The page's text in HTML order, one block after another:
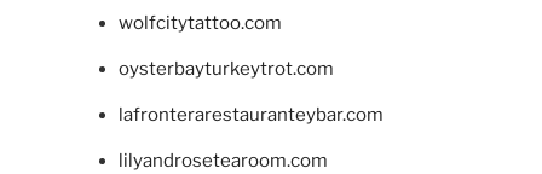
wolfcitytattoo.com
oysterbayturkeytrot.com
lafronterarestauranteybar.com
lilyandrosetearoom.com